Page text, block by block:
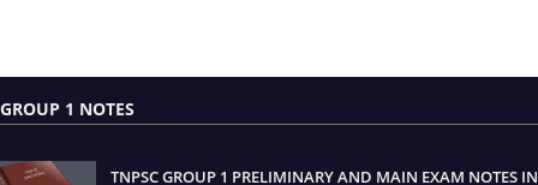
GROUP 1 NOTES
TNPSC GROUP 1 PRELIMINARY AND MAIN EXAM NOTES IN